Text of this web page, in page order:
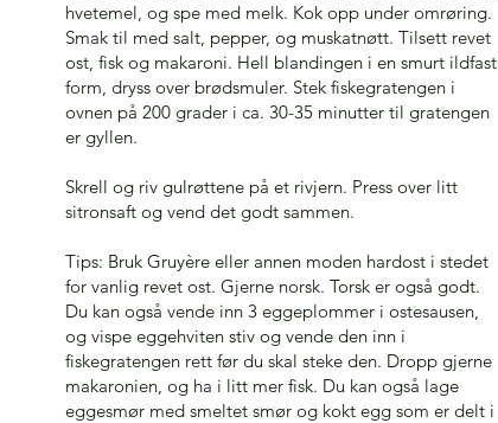
hvetemel, og spe med melk. Kok opp under omrøring.
Smak til med salt, pepper, og muskatnøtt. Tilsett revet
ost, fisk og makaroni. Hell blandingen i en smurt ildfast
form, dryss over brødsmuler. Stek fiskegratengen i
ovnen på 200 grader i ca. 30-35 minutter til gratengen
er gyllen.
Skrell og riv gulrøttene på et rivjern. Press over litt
sitronsaft og vend det godt sammen.
Tips: Bruk Gruyère eller annen moden hardost i stedet
for vanlig revet ost. Gjerne norsk. Torsk er også godt.
Du kan også vende inn 3 eggeplommer i ostesausen,
og vispe eggehviten stiv og vende den inn i
fiskegratengen rett før du skal steke den. Dropp gjerne
makaronien, og ha i litt mer fisk. Du kan også lage
eggesmør med smeltet smør og kokt egg som er delt i